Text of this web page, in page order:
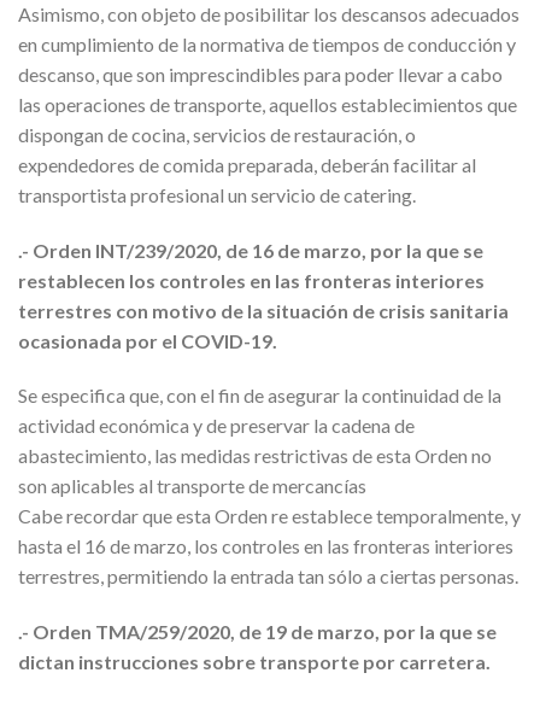
Asimismo, con objeto de posibilitar los descansos adecuados
en cumplimiento de la normativa de tiempos de conducción y
descanso, que son imprescindibles para poder llevar a cabo
las operaciones de transporte, aquellos establecimientos que
dispongan de cocina, servicios de restauración, o
expendedores de comida preparada, deberán facilitar al
transportista profesional un servicio de catering.
.- Orden INT/239/2020, de 16 de marzo, por la que se
restablecen los controles en las fronteras interiores
terrestres con motivo de la situación de crisis sanitaria
ocasionada por el COVID-19.
Se especifica que, con el fin de asegurar la continuidad de la
actividad económica y de preservar la cadena de
abastecimiento, las medidas restrictivas de esta Orden no
son aplicables al transporte de mercancías
Cabe recordar que esta Orden re establece temporalmente, y
hasta el 16 de marzo, los controles en las fronteras interiores
terrestres, permitiendo la entrada tan sólo a ciertas personas.
.- Orden TMA/259/2020, de 19 de marzo, por la que se
dictan instrucciones sobre transporte por carretera.